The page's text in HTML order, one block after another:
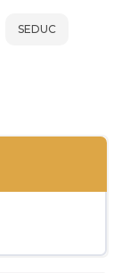
SEDUC